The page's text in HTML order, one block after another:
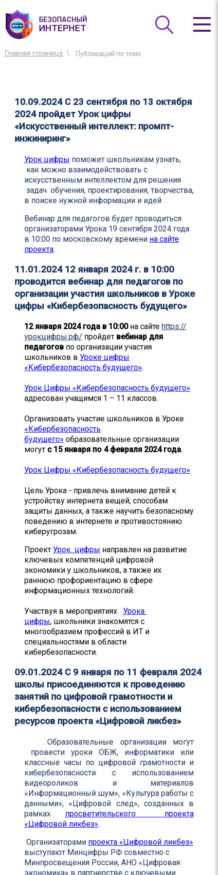
БЕЗОПАСНЫЙ
ИНТЕРНЕТ
Главная страница Публикаций по теме
10.09.2024 C 23 сентября по 13 октября
2024 пройдет Урок цифры
«Искусственный интеллект: промпт-
инжиниринг»
Урок цифры поможет школьникам узнать,
как можно взаимодействовать с
искусственным интеллектом для решения
задач обучения, проектирования, творчества,
в поиске нужной информации и идей .
Вебинар для педагогов будет проводиться
организаторами Урока 19 сентября 2024 года
в 10:00 по московскому времени на сайте
проекта.
11.01.2024 12 января 2024 г. в 10:00
проводится вебинар для педагогов по
организации участия школьников в Уроке
цифры «Кибербезопасность будущего»
12 января 2024 года в 10:00на сайте https://
урокцифры.рф/ пройдет вебинар для
педагогов по организации участия
школьников в Уроке цифры
«Кибербезопасность будущего».
Урок Цифры «Кибербезопасность будущего»
адресован учащимся 1 – 11 классов.
Организовать участие школьников в Уроке
«Кибербезопасность
будущего» образовательные организации
могут с 15 января по 4 февраля 2024 года.
Урок Цифры «Кибербезопасность будущего»
Цель Урока - привлечь внимание детей к
устройству интернета вещей, способам
защиты данных, а также научить безопасному
поведению в интернете и противостоянию
киберугрозам.
Проект Урок цифры направлен на развитие
ключевых компетенций цифровой
экономики у школьников, а также их
раннюю профориентацию в сфере
информационных технологий.
Участвуя в мероприятиях Урока
цифры, школьники знакомятся с
многообразием профессий в ИТ и
специальностями в области
кибербезопасности.
09.01.2024 С 9 января по 11 февраля 2024
школы присоединяются к проведению
занятий по цифровой грамотности и
кибербезопасности с использованием
ресурсов проекта «Цифровой ликбез»
Образовательные организации могут
провести уроки ОБЖ, информатики или
классные часы по цифровой грамотности и
кибербезопасности с использованием
видеороликов и материалов
«Информационный шум», «Культура работы с
данными», «Цифровой след», созданных в
рамках просветительского проекта
«Цифровой ликбез».
Организаторами проекта «Цифровой ликбез»
выступают Минцифры РФ совместно с
Минпросвещения России, АНО «Цифровая
экономика» в партнерстве с ключевыми